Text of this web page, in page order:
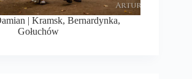
| Kramsk, Bernardynka,
Gołuchów